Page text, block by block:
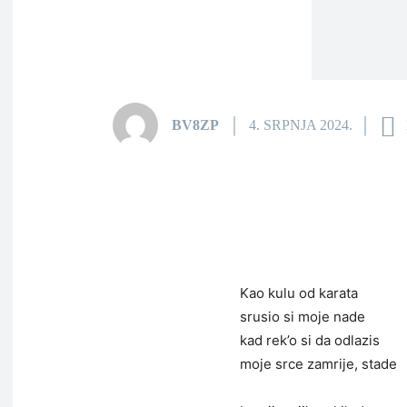
BV8ZP 4. SRPNJA 2024.
Kao kulu od karata
srusio si moje nade
kad rek’o si da odlazis
moje srce zamrije, stade